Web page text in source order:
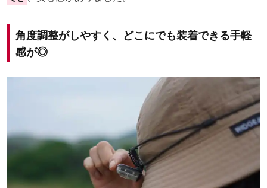
角度調整がしやすく、どこにでも装着できる手軽
感が◎